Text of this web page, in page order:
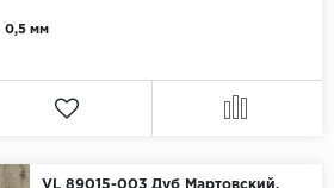
0,5 мм
VL 89015-003 Дуб Мартовский,